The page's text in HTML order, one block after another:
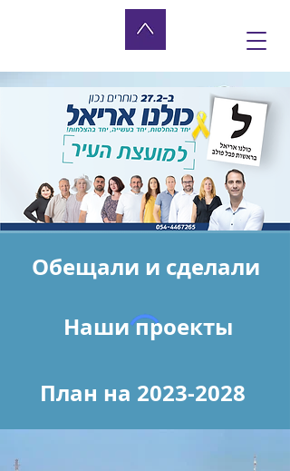
Обещали и сделали
Наши проекты
План на 2023-2028